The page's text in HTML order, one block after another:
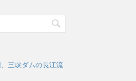
三峡ダムの長江流